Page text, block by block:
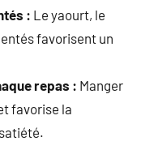
: Le yaourt, le
favorisent un
repas : Manger
favorise la